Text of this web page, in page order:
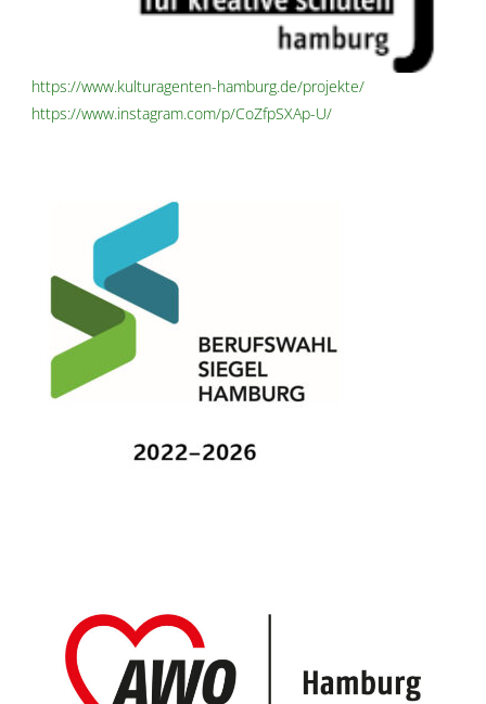
https://www.kulturagenten-hamburg.de/projekte/
https://www.instagram.com/p/CoZfpSXAp-U/